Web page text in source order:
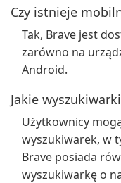
Czy istnieje
Tak, Brave jest
zarówno na
Android.
Jakie
Użytkownicy
wyszukiwarek, w
Brave posiada
wyszukiwarkę o